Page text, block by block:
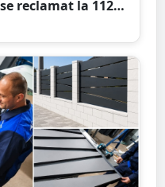
reclamat la 112